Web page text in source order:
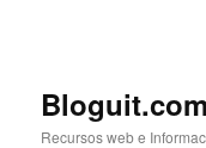
Bloguit.com
Recursos web e